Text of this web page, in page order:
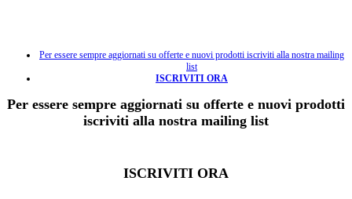
Per essere sempre aggiornati su offerte e nuovi prodotti iscriviti alla nostra mailing
list
ISCRIVITI ORA
Per essere sempre aggiornati su offerte e nuovi prodotti
iscriviti alla nostra mailing list
ISCRIVITI ORA